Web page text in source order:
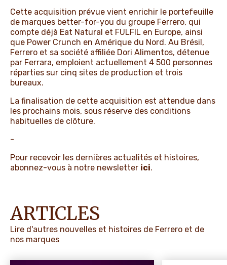
Cette acquisition prévue vient enrichir le portefeuille
de marques better-for-you du groupe Ferrero, qui
compte déjà Eat Natural et FULFIL en Europe, ainsi
que Power Crunch en Amérique du Nord. Au Brésil,
Ferrero et sa société affiliée Dori Alimentos, détenue
par Ferrara, emploient actuellement 4 500 personnes
réparties sur cinq sites de production et trois
bureaux.
La finalisation de cette acquisition est attendue dans
les prochains mois, sous réserve des conditions
habituelles de clôture.
-
Pour recevoir les dernières actualités et histoires,
abonnez-vous à notre newsletter ici.
ARTICLES
Lire d'autres nouvelles et histoires de Ferrero et de
nos marques